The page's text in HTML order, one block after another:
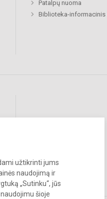
užtikrinti jums
naudojimą ir
„Sutinku“, jūs
šioje
Patalpų nuoma
Biblioteka-informacinis